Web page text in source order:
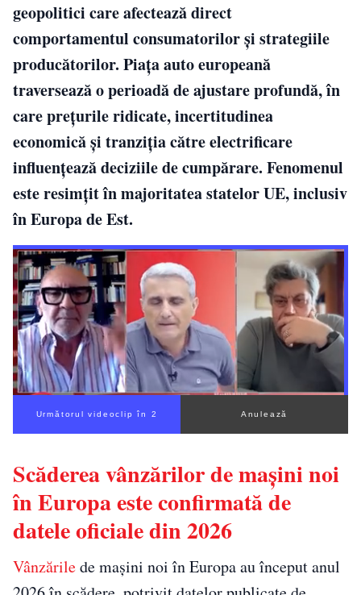
geopolitici care afectează direct
comportamentul consumatorilor și strategiile
producătorilor. Piața auto europeană
traversează o perioadă de ajustare profundă, în
care prețurile ridicate, incertitudinea
economică și tranziția către electrificare
influențează deciziile de cumpărare. Fenomenul
este resimțit în majoritatea statelor UE, inclusiv
în Europa de Est.
Următorul videoclip în 1 Anulează
Scăderea vânzărilor de mașini noi
în Europa este confirmată de
datele oficiale din 2026
Vânzărilede mașini noi în Europa au început anul